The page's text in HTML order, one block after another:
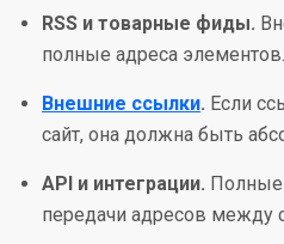
RSS и товарные фиды.
полные адреса элементов.
Внешние ссылки. Если
сайт, она должна быть
API и интеграции. Полные
передачи адресов между